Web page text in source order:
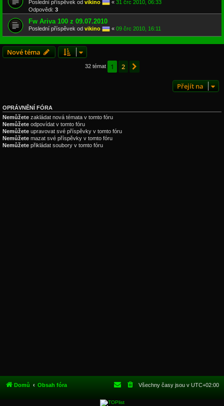
Poslední příspěvek od vikino « 31 črc 2010, 06:33
Odpovědi: 3
Fw Ariva 100 z 09.07.2010
Poslední příspěvek od vikino « 09 črc 2010, 16:11
Nové téma
32 témat 1 2
Přejít na
OPRÁVNĚNÍ FÓRA
Nemůžete zakládat nová témata v tomto fóru
Nemůžete odpovídat v tomto fóru
Nemůžete upravovat své příspěvky v tomto fóru
Nemůžete mazat své příspěvky v tomto fóru
Nemůžete přikládat soubory v tomto fóru
Domů Obsah fóra Všechny časy jsou v UTC+02:00